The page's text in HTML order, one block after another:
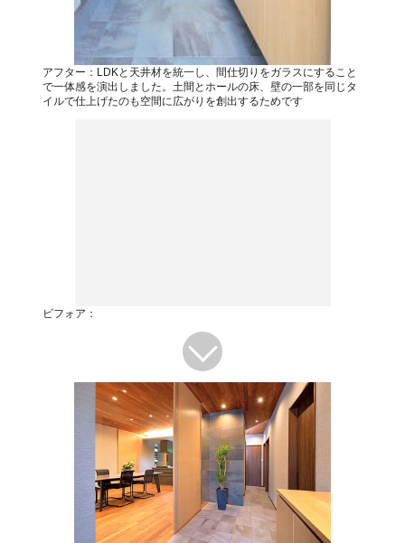
アフター：LDKと天井材を統一し、間仕切りをガラスにすること
で一体感を演出しました。土間とホールの床、壁の一部を同じタ
イルで仕上げたのも空間に広がりを創出するためです
ビフォア：